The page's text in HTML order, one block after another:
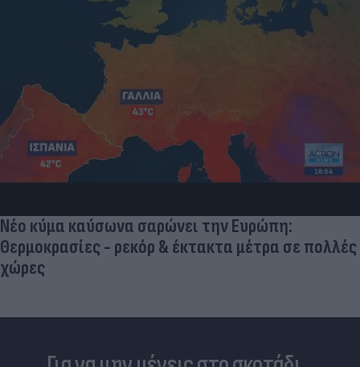
Νέο κύμα καύσωνα σαρώνει την Ευρώπη:
Θερμοκρασίες - ρεκόρ & έκτακτα μέτρα σε πολλές
χώρες